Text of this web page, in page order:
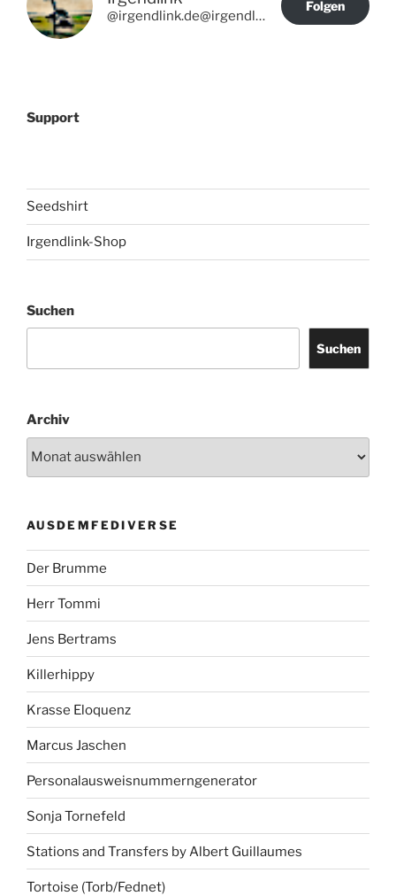
@irgendlink.de@irgendlink.de
Folgen
Support
Seedshirt
Irgendlink-Shop
Suchen
Suchen
Archiv
AUSDEMFEDIVERSE
Der Brumme
Herr Tommi
Jens Bertrams
Killerhippy
Krasse Eloquenz
Marcus Jaschen
Personalausweisnummerngenerator
Sonja Tornefeld
Stations and Transfers by Albert Guillaumes
Tortoise (Torb/Fednet)